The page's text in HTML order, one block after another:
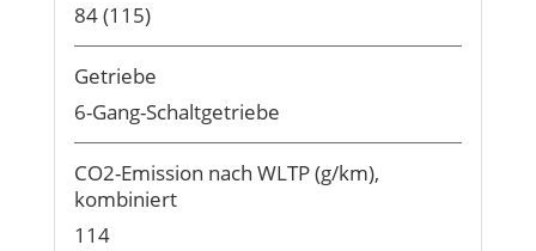
84 (115)
Getriebe
6-Gang-Schaltgetriebe
CO2-Emission nach WLTP (g/km),
kombiniert
114